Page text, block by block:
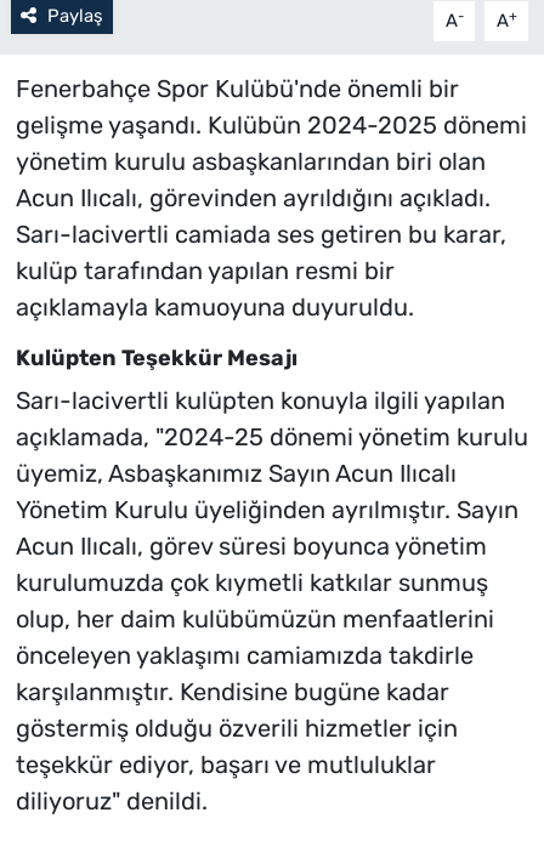
Paylaş A- A+
Fenerbahçe Spor Kulübü'nde önemli bir
gelişme yaşandı. Kulübün 2024-2025 dönemi
yönetim kurulu asbaşkanlarından biri olan
Acun Ilıcalı, görevinden ayrıldığını açıkladı.
Sarı-lacivertli camiada ses getiren bu karar,
kulüp tarafından yapılan resmi bir
açıklamayla kamuoyuna duyuruldu.
Kulüpten Teşekkür Mesajı
Sarı-lacivertli kulüpten konuyla ilgili yapılan
açıklamada, "2024-25 dönemi yönetim kurulu
üyemiz, Asbaşkanımız Sayın Acun Ilıcalı
Yönetim Kurulu üyeliğinden ayrılmıştır. Sayın
Acun Ilıcalı, görev süresi boyunca yönetim
kurulumuzda çok kıymetli katkılar sunmuş
olup, her daim kulübümüzün menfaatlerini
önceleyen yaklaşımı camiamızda takdirle
karşılanmıştır. Kendisine bugüne kadar
göstermiş olduğu özverili hizmetler için
teşekkür ediyor, başarı ve mutluluklar
diliyoruz" denildi.